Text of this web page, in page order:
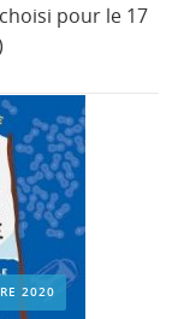
pour le 17
2020